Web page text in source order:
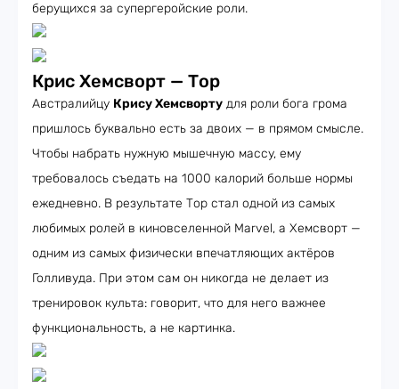
берущихся за супергеройские роли.
Крис Хемсворт — Тор
Австралийцу Крису Хемсворту для роли бога грома
пришлось буквально есть за двоих — в прямом смысле.
Чтобы набрать нужную мышечную массу, ему
требовалось съедать на 1000 калорий больше нормы
ежедневно. В результате Тор стал одной из самых
любимых ролей в киновселенной Marvel, а Хемсворт —
одним из самых физически впечатляющих актёров
Голливуда. При этом сам он никогда не делает из
тренировок культа: говорит, что для него важнее
функциональность, а не картинка.